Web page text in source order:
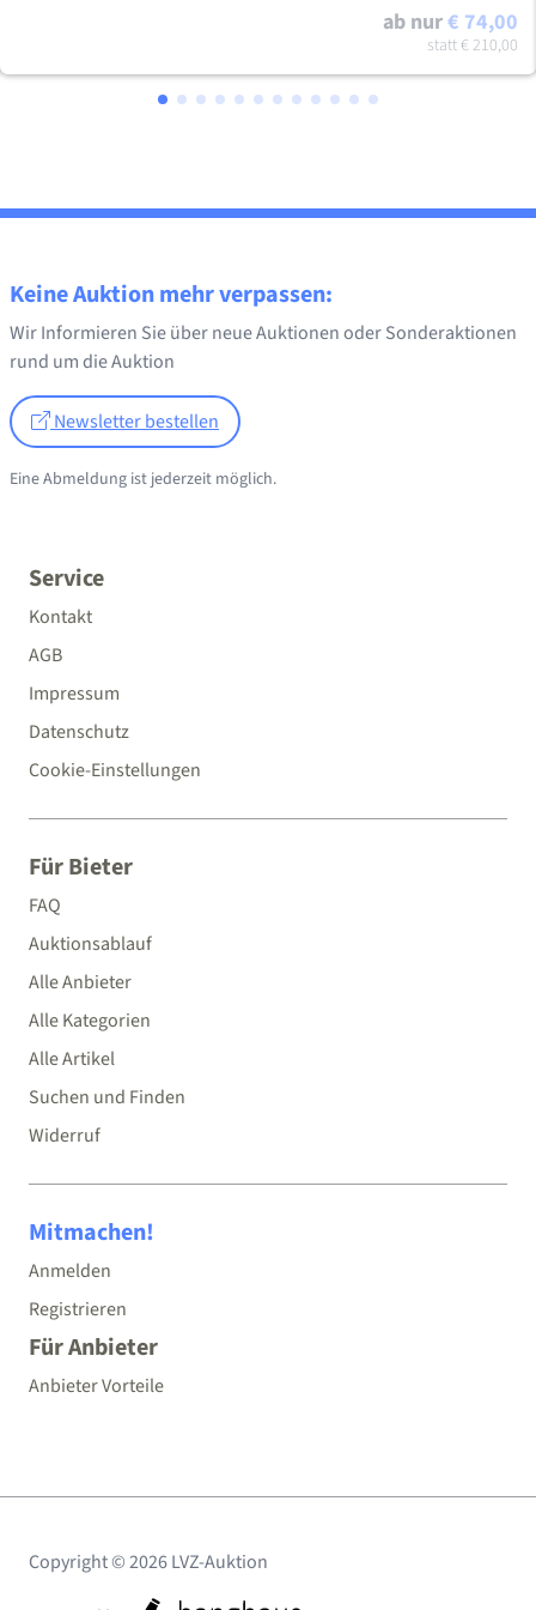
ab nur€ 74,00
statt€ 210,00
Service
Kontakt
AGB
Impressum
Datenschutz
Cookie-Einstellungen
Für Bieter
FAQ
Auktionsablauf
Alle Anbieter
Alle Kategorien
Alle Artikel
Suchen und Finden
Widerruf
Mitmachen!
Anmelden
Registrieren
Für Anbieter
Anbieter Vorteile
Keine Auktion mehr verpassen:
Wir Informieren Sie über neue Auktionen oder Sonderaktionen
rund um die Auktion
Newsletter bestellen
Eine Abmeldung ist jederzeit möglich.
Copyright © 2026 LVZ-Auktion